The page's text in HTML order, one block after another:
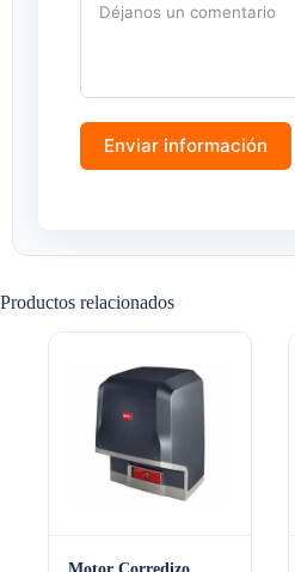
Enviar información
Productos relacionados